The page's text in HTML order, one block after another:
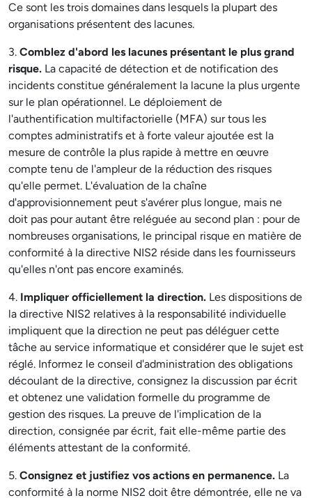
Ce sont les trois domaines dans lesquels la plupart des
organisations présentent des lacunes.
3. Comblez d'abord les lacunes présentant le plus grand
risque. La capacité de détection et de notification des
incidents constitue généralement la lacune la plus urgente
sur le plan opérationnel. Le déploiement de
l'authentification multifactorielle (MFA) sur tous les
comptes administratifs et à forte valeur ajoutée est la
mesure de contrôle la plus rapide à mettre en œuvre
compte tenu de l'ampleur de la réduction des risques
qu'elle permet. L'évaluation de la chaîne
d'approvisionnement peut s'avérer plus longue, mais ne
doit pas pour autant être reléguée au second plan : pour de
nombreuses organisations, le principal risque en matière de
conformité à la directive NIS2 réside dans les fournisseurs
qu'elles n'ont pas encore examinés.
4. Impliquer officiellement la direction. Les dispositions de
la directive NIS2 relatives à la responsabilité individuelle
impliquent que la direction ne peut pas déléguer cette
tâche au service informatique et considérer que le sujet est
réglé. Informez le conseil d'administration des obligations
découlant de la directive, consignez la discussion par écrit
et obtenez une validation formelle du programme de
gestion des risques. La preuve de l'implication de la
direction, consignée par écrit, fait elle-même partie des
éléments attestant de la conformité.
5. Consignez et justifiez vos actions en permanence. La
conformité à la norme NIS2 doit être démontrée, elle ne va